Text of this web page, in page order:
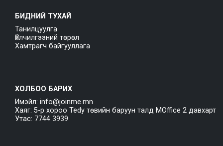
БИДНИЙ ТУХАЙ
Танилцуулга
Үйлчилгээний төрөл
Хамтрагч байгууллага
ХОЛБОО БАРИХ
Имэйл: info@joinme.mn
Хаяг: 5-р хороо Tedy төвийн баруун талд MOffice 2 давхарт
Утас: 7744 3939